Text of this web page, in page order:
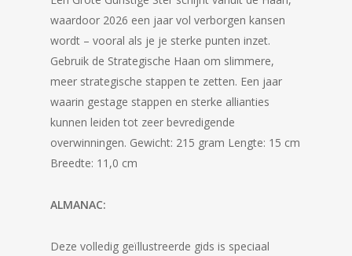
waardoor 2026 een jaar vol verborgen kansen
wordt – vooral als je je sterke punten inzet.
Gebruik de Strategische Haan om slimmere,
meer strategische stappen te zetten. Een jaar
waarin gestage stappen en sterke allianties
kunnen leiden tot zeer bevredigende
overwinningen. Gewicht: 215 gram Lengte: 15 cm
Breedte: 11,0 cm
ALMANAC:
Deze volledig geïllustreerde gids is speciaal